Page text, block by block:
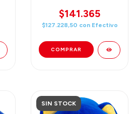
$141.365
$127.228,50 con Efectivo
SIN STOCK